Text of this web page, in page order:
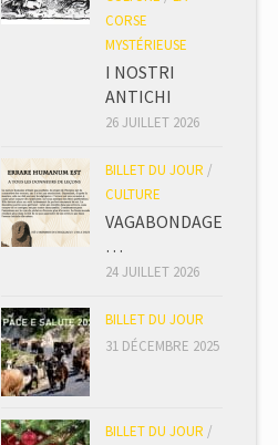
CORSE
MYSTÉRIEUSE
I NOSTRI
ANTICHI
26 JUILLET 2026
BILLET DU JOUR /
CULTURE
VAGABONDAGE
…
24 JUILLET 2026
BILLET DU JOUR
31 DÉCEMBRE 2025
BILLET DU JOUR /